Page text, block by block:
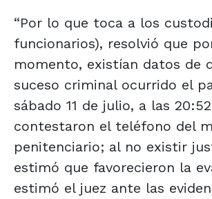
“Por lo que toca a los
funcionarios), resolvió que
momento, existían datos de
suceso criminal ocurrido el
sábado 11 de julio, a las
contestaron el teléfono del
penitenciario; al no existir
estimó que favorecieron la
estimó el juez ante las